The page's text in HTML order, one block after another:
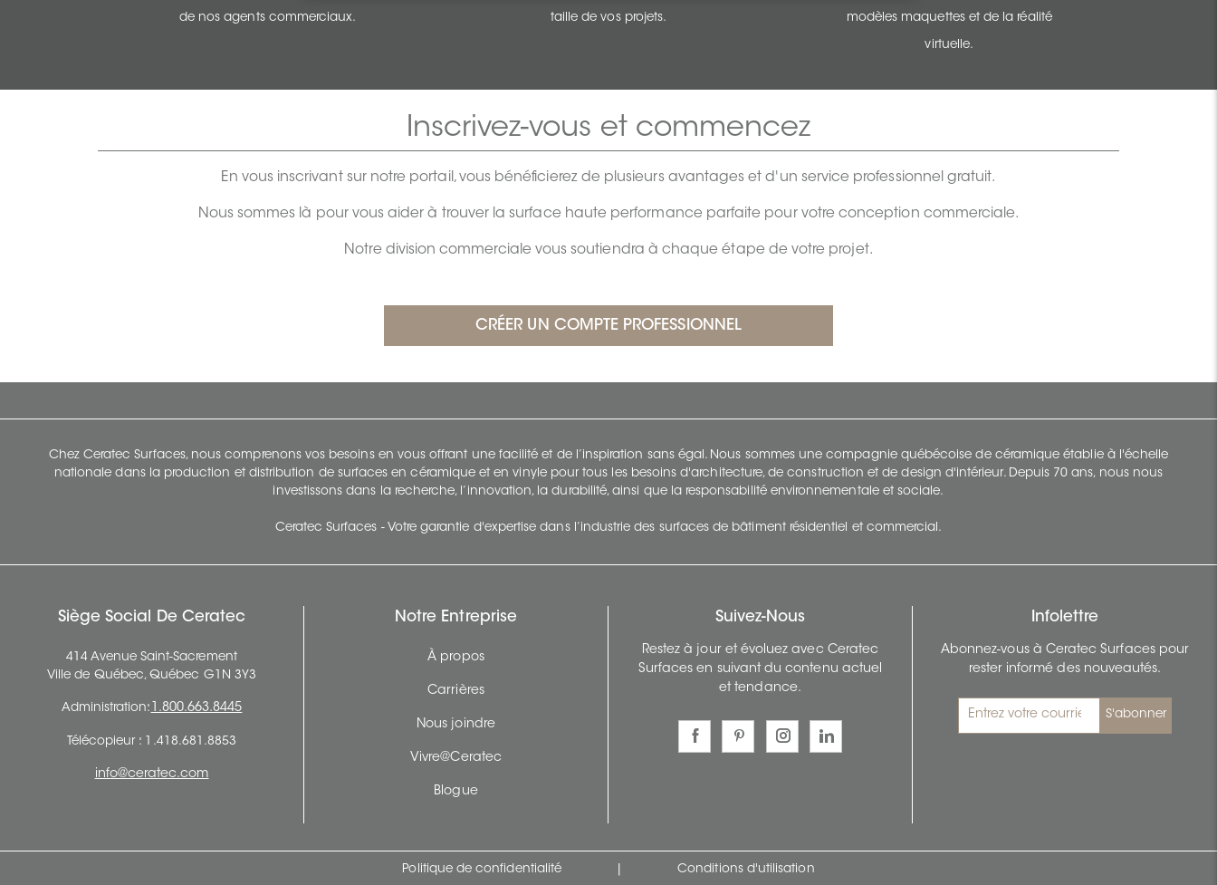
de nos agents commerciaux. taille de vos projets. modèles maquettes et de la réalité
virtuelle.
Inscrivez-vous et commencez
En vous inscrivant sur notre portail, vous bénéficierez de plusieurs avantages et d'un service professionnel gratuit.
Nous sommes là pour vous aider à trouver la surface haute performance parfaite pour votre conception commerciale.
Notre division commerciale vous soutiendra à chaque étape de votre projet.
Chez Ceratec Surfaces, nous comprenons vos besoins en vous offrant une facilité et de l’inspiration sans égal. Nous sommes une compagnie québécoise de céramique établie à l'échelle
nationale dans la production et distribution de surfaces en céramique et en vinyle pour tous les besoins d'architecture, de construction et de design d'intérieur. Depuis 70 ans, nous nous
investissons dans la recherche, l’innovation, la durabilité, ainsi que la responsabilité environnementale et sociale.
Ceratec Surfaces - Votre garantie d'expertise dans l’industrie des surfaces de bâtiment résidentiel et commercial.
Siège Social De Ceratec
414 Avenue Saint-Sacrement
Ville de Québec, Québec G1N 3Y3
Administration: 1.800.663.8445
Télécopieur : 1.418.681.8853
info@ceratec.com
Notre Entreprise
À propos
Carrières
Nous joindre
Vivre@Ceratec
Blogue
Suivez-Nous
Restez à jour et évoluez avec Ceratec
Surfaces en suivant du contenu actuel
et tendance.
Infolettre
Abonnez-vous à Ceratec Surfaces pour
rester informé des nouveautés.
S'abonner
Politique de confidentialité Conditions d'utilisation